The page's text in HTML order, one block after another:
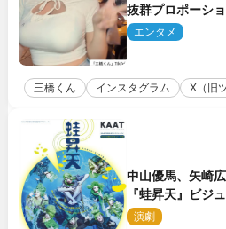
抜群プロポーシ
「すっっっご！」
エンタメ
三橋くん インスタグラム X（旧
中山優馬、矢崎
『蛙昇天』ビジ
演劇